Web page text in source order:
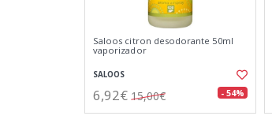
Saloos citron desodorante 50ml
vaporizador
SALOOS
6,92€ 15,00€ - 54%